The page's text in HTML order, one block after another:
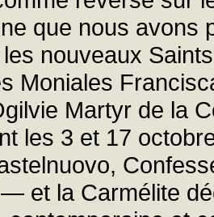
que nous avons
nouveaux
Moniales
Martyr de la
les 3 et 17
et la Carmélite